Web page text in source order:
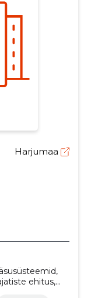
Harjumaa
ehitus,